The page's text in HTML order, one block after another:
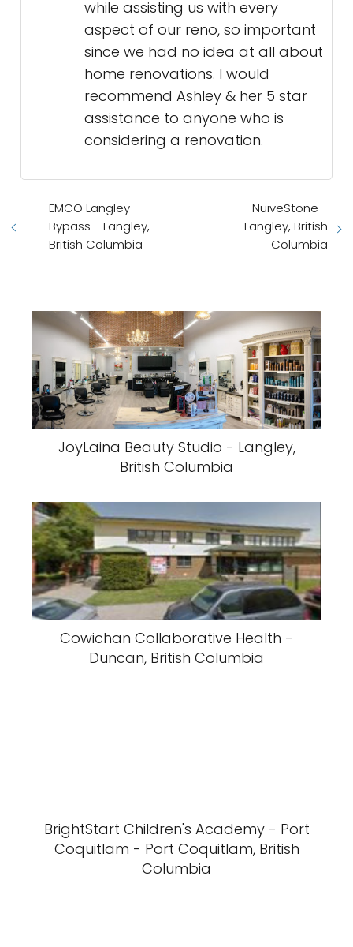
while assisting us with every
aspect of our reno, so important
since we had no idea at all about
home renovations. I would
recommend Ashley & her 5 star
assistance to anyone who is
considering a renovation.
EMCO Langley
Bypass - Langley,
British Columbia
NuiveStone -
Langley, British
Columbia
JoyLaina Beauty Studio - Langley,
British Columbia
Cowichan Collaborative Health -
Duncan, British Columbia
BrightStart Children's Academy - Port
Coquitlam - Port Coquitlam, British
Columbia